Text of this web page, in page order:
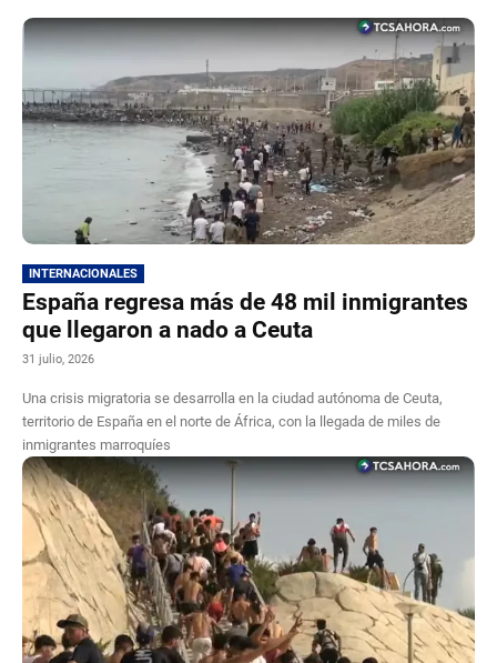
INTERNACIONALES
España regresa más de 48 mil inmigrantes
que llegaron a nado a Ceuta
31 julio, 2026
Una crisis migratoria se desarrolla en la ciudad autónoma de Ceuta,
territorio de España en el norte de África, con la llegada de miles de
inmigrantes marroquíes